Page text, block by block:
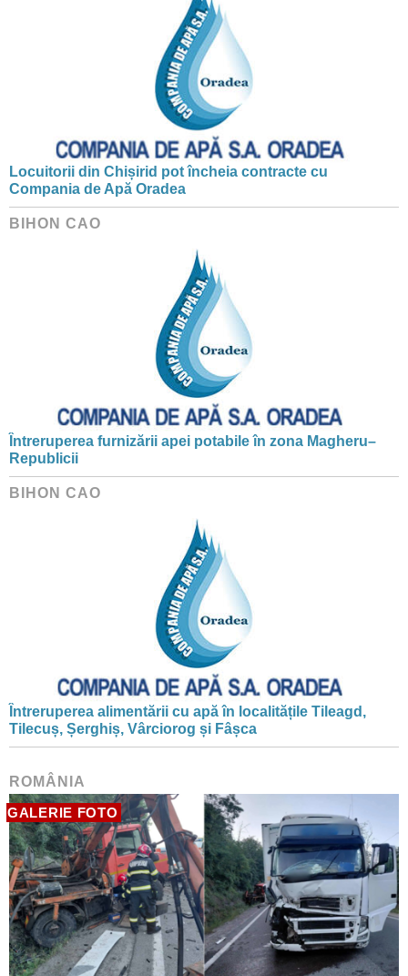
Locuitorii din Chișirid pot încheia contracte cu
Compania de Apă Oradea
BIHON CAO
Întreruperea furnizării apei potabile în zona Magheru–
Republicii
BIHON CAO
Întreruperea alimentării cu apă în localitățile Tileagd,
Tilecuș, Șerghiș, Vârciorog și Fâșca
ROMÂNIA
GALERIE FOTO